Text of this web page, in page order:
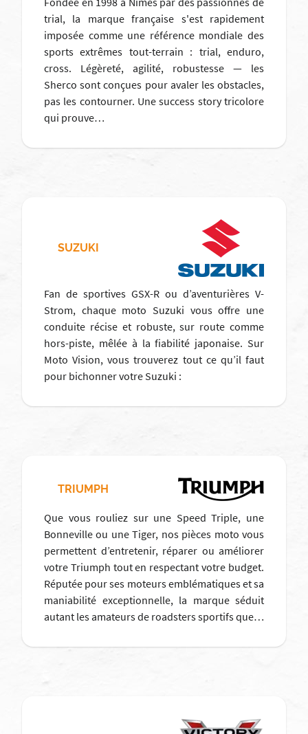
trial, la marque française s'est rapidement
imposée comme une référence mondiale des
sports extrêmes tout-terrain : trial, enduro,
cross. Légèreté, agilité, robustesse — les
Sherco sont conçues pour avaler les obstacles,
pas les contourner. Une success story tricolore
qui prouve…
SUZUKI
Fan de sportives GSX-R ou d’aventurières V-
Strom, chaque moto Suzuki vous offre une
conduite récise et robuste, sur route comme
hors-piste, mêlée à la fiabilité japonaise. Sur
Moto Vision, vous trouverez tout ce qu’il faut
pour bichonner votre Suzuki :
TRIUMPH
Que vous rouliez sur une Speed Triple, une
Bonneville ou une Tiger, nos pièces moto vous
permettent d’entretenir, réparer ou améliorer
votre Triumph tout en respectant votre budget.
Réputée pour ses moteurs emblématiques et sa
maniabilité exceptionnelle, la marque séduit
autant les amateurs de roadsters sportifs que…